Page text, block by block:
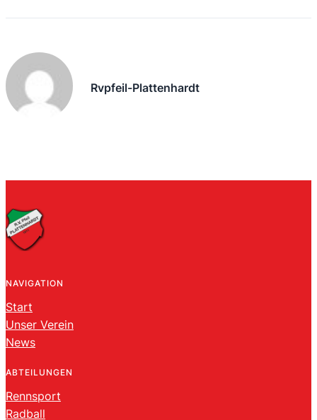
Rvpfeil-Plattenhardt
NAVIGATION
Start
Unser Verein
News
ABTEILUNGEN
Rennsport
Radball